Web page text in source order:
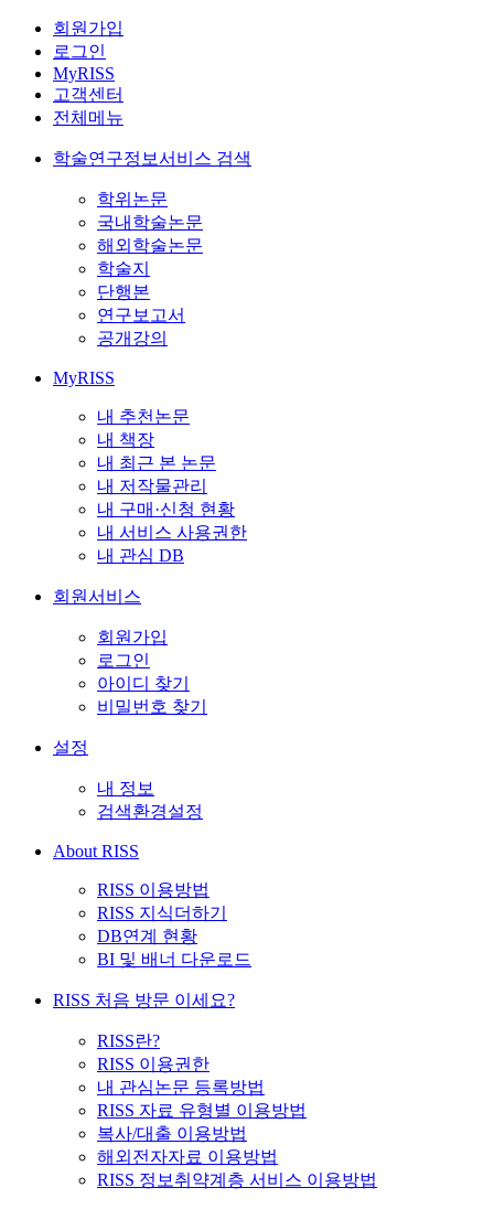
회원가입
로그인
MyRISS
고객센터
전체메뉴
학술연구정보서비스 검색
학위논문
국내학술논문
해외학술논문
학술지
단행본
연구보고서
공개강의
MyRISS
내 추천논문
내 책장
내 최근 본 논문
내 저작물관리
내 구매·신청 현황
내 서비스 사용권한
내 관심 DB
회원서비스
회원가입
로그인
아이디 찾기
비밀번호 찾기
설정
내 정보
검색환경설정
About RISS
RISS 이용방법
RISS 지식더하기
DB연계 현황
BI 및 배너 다운로드
RISS 처음 방문 이세요?
RISS란?
RISS 이용권한
내 관심논문 등록방법
RISS 자료 유형별 이용방법
복사/대출 이용방법
해외전자자료 이용방법
RISS 정보취약계층 서비스 이용방법